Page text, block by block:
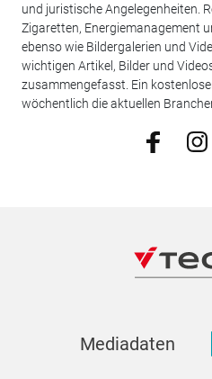
und juristische Angelegenheiten.
Zigaretten, Energiemanagement
ebenso wie Bildergalerien und
wichtigen Artikel, Bilder und
zusammengefasst. Ein
wöchentlich die aktuellen
Mediadaten